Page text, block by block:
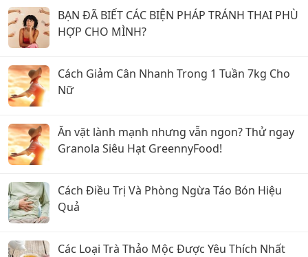
BẠN ĐÃ BIẾT CÁC BIỆN PHÁP TRÁNH THAI PHÙ
HỢP CHO MÌNH?
Cách Giảm Cân Nhanh Trong 1 Tuần 7kg Cho
Nữ
Ăn vặt lành mạnh nhưng vẫn ngon? Thử ngay
Granola Siêu Hạt GreennyFood!
Cách Điều Trị Và Phòng Ngừa Táo Bón Hiệu
Quả
Các Loại Trà Thảo Mộc Được Yêu Thích Nhất